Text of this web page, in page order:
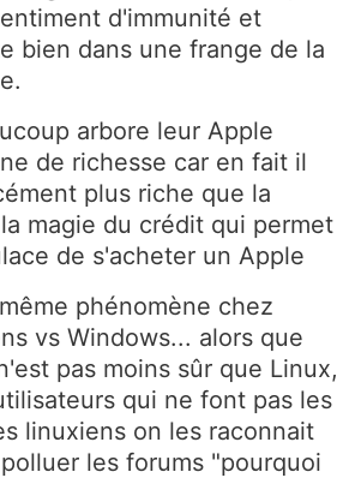
d'immunité et
bien dans une frange de la
arbore leur Apple
de richesse car en fait il
plus riche que la
magie du crédit qui permet
de s'acheter un Apple
phénomène chez
vs Windows... alors que
pas moins sûr que Linux,
qui ne font pas les
linuxiens on les raconnait
les forums "pourquoi